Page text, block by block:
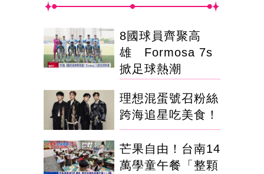
8國球員齊聚高
雄 Formosa 7s
掀足球熱潮
理想混蛋號召粉絲
跨海追星吃美食！
芒果自由！台南14
萬學童午餐「整顆